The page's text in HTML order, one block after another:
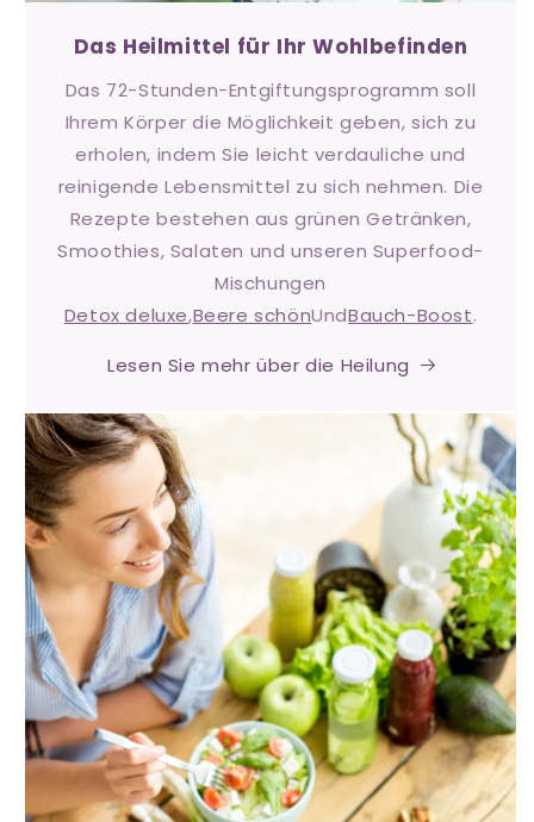
Das Heilmittel für Ihr Wohlbefinden
Das 72-Stunden-Entgiftungsprogramm soll
Ihrem Körper die Möglichkeit geben, sich zu
erholen, indem Sie leicht verdauliche und
reinigende Lebensmittel zu sich nehmen. Die
Rezepte bestehen aus grünen Getränken,
Smoothies, Salaten und unseren Superfood-
Mischungen
Detox deluxe,Beere schönUndBauch-Boost.
Lesen Sie mehr über die Heilung